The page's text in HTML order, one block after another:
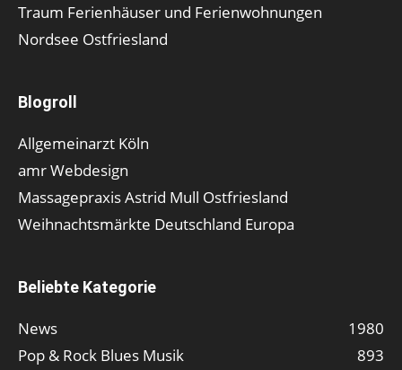
Traum Ferienhäuser und Ferienwohnungen
Nordsee Ostfriesland
Blogroll
Allgemeinarzt Köln
amr Webdesign
Massagepraxis Astrid Mull Ostfriesland
Weihnachtsmärkte Deutschland Europa
Beliebte Kategorie
News
1980
Pop & Rock Blues Musik
893